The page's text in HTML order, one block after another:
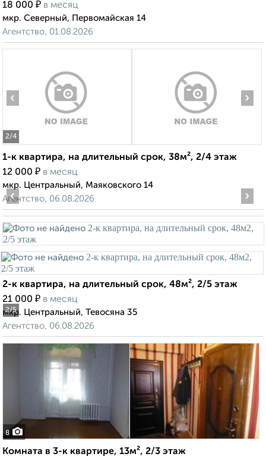
18 000 ₽ в месяц
мкр. Северный, Первомайская 14
Агентство, 01.08.2026
2/4
‹ ›
1-к квартира, на длительный срок, 38м², 2/4 этаж
12 000 ₽ в месяц
мкр. Центральный, Маяковского 14
Агентство, 06.08.2026
2/5
‹ ›
2-к квартира, на длительный срок, 48м², 2/5 этаж
21 000 ₽ в месяц
мкр. Центральный, Тевосяна 35
Агентство, 06.08.2026
8
Комната в 3-к квартире, 13м², 2/3 этаж